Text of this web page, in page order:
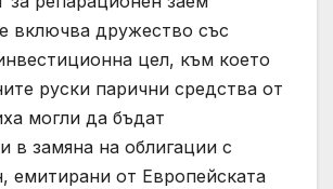
включва дружество със
цел, към което
руски парични средства от
могли да бъдат
в замяна на облигации с
емитирани от Европейската